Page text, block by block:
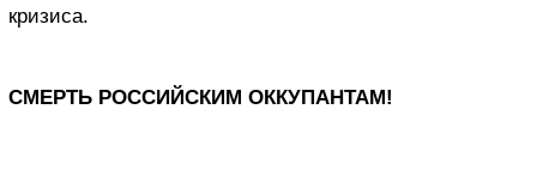
кризиса.
СМЕРТЬ РОССИЙСКИМ ОККУПАНТАМ!